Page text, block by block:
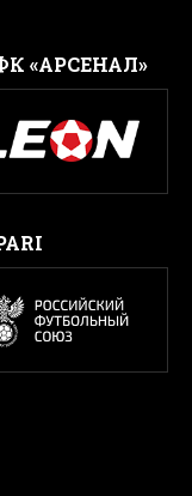
«АРСЕНАЛ»